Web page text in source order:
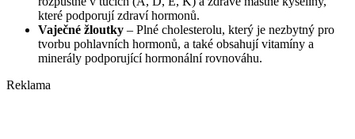
které podporují zdraví hormonů.
Vaječné žloutky – Plné cholesterolu, který je nezbytný pro
tvorbu pohlavních hormonů, a také obsahují vitamíny a
minerály podporující hormonální rovnováhu.
Reklama